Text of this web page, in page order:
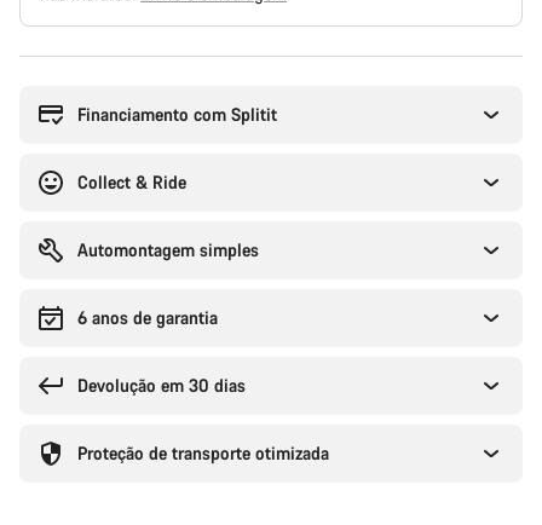
compra
Financiamento com Splitit
Collect & Ride
Automontagem simples
6 anos de garantia
Devolução em 30 dias
Proteção de transporte otimizada